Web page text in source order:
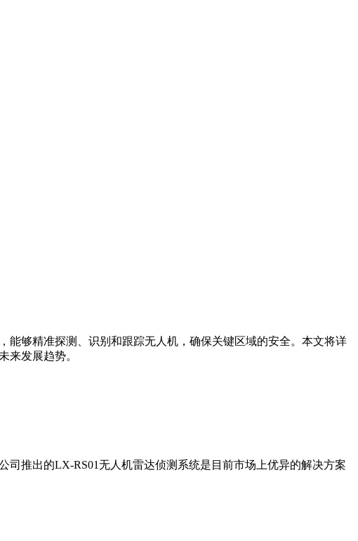
能够精准探测、识别和跟踪无人机，确保关键区域的安全。本文将详
来发展趋势。
推出的LX-RS01无人机雷达侦测系统是目前市场上优异的解决方案